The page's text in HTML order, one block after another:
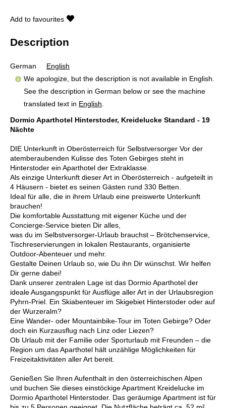
Add to favourites
Description
German
English
We apologize, but the description is not available in English.
See the description in German below or see the machine
translated text in English
Dormio Aparthotel Hinterstoder, Kreidelucke Standard - 19
Nächte
DIE Unterkunft in Oberösterreich für Selbstversorger Vor der
atemberaubenden Kulisse des Toten Gebirges steht in
Hinterstoder ein Aparthotel der Extraklasse.
Als einzige Unterkunft dieser Art in Oberösterreich - aufgeteilt in
4 Häusern - bietet es seinen Gästen rund 330 Betten.
Ideal für alle, die in ihrem Urlaub eine preiswerte Unterkunft
brauchen!
Die komfortable Ausstattung mit eigener Küche und der
Concierge-Service bieten Dir alles,
was du im Selbstversorger-Urlaub brauchst – Brötchenservice,
Tischreservierungen in lokalen Restaurants, organisierte
Outdoor-Abenteuer und mehr.
Gestalte Deinen Urlaub so, wie Du ihn Dir wünschst. Wir helfen
Dir gerne dabei!
Dank unserer zentralen Lage ist das Dormio Aparthotel der
ideale Ausgangspunkt für Ausflüge aller Art in der Urlaubsregion
Pyhrn-Priel. Ein Skiabenteuer im Skigebiet Hinterstoder oder auf
der Wurzeralm?
Eine Wander- oder Mountainbike-Tour im Toten Gebirge? Oder
doch ein Kurzausflug nach Linz oder Liezen?
Ob Urlaub mit der Familie oder Sporturlaub mit Freunden – die
Region um das Aparthotel hält unzählige Möglichkeiten für
Freizeitaktivitäten aller Art bereit.
Genießen Sie Ihren Aufenthalt in den österreichischen Alpen
und buchen Sie dieses einstöckige Apartment Kreidelucke im
Dormio Aparthotel Hinterstoder. Das geräumige Apartment ist für